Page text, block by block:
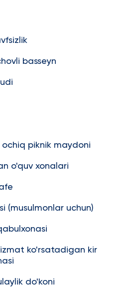
basseyn
ochiq piknik maydoni
o'quv xonalari
(musulmonlar uchun)
ko'rsatadigan kir
do'koni